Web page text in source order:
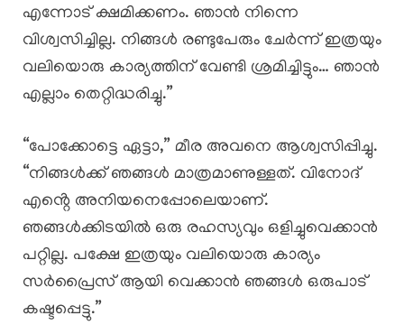
എന്നോട് ക്ഷമിക്കണം. ഞാൻ നിന്നെ
വിശ്വസിച്ചില്ല. നിങ്ങൾ രണ്ടുപേരും ചേർന്ന് ഇത്രയും
വലിയൊരു കാര്യത്തിന് വേണ്ടി ശ്രമിച്ചിട്ടും… ഞാൻ
എല്ലാം തെറ്റിദ്ധരിച്ചു.”
“പോക്കോട്ടെ ഏട്ടാ,” മീര അവനെ ആശ്വസിപ്പിച്ചു.
“നിങ്ങൾക്ക് ഞങ്ങൾ മാത്രമാണുള്ളത്. വിനോദ്
എൻ്റെ അനിയനെപ്പോലെയാണ്.
ഞങ്ങൾക്കിടയിൽ ഒരു രഹസ്യവും ഒളിച്ചുവെക്കാൻ
പറ്റില്ല. പക്ഷേ ഇത്രയും വലിയൊരു കാര്യം
സർപ്രൈസ് ആയി വെക്കാൻ ഞങ്ങൾ ഒരുപാട്
കഷ്ടപ്പെട്ടു.”